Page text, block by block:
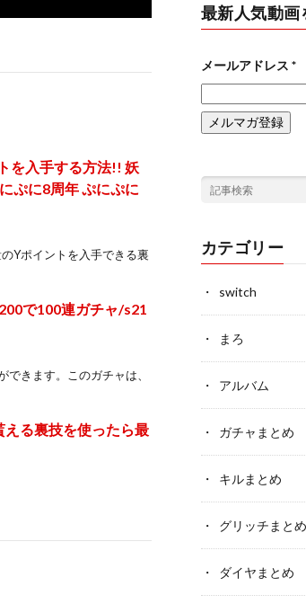
を入手する方法!! 妖
ぷに8周年 ぷにぷに
Yポイントを入手できる裏
で100連ガチャ/s21
きます。このガチャは、
える裏技を使ったら最
最新人気動画
メールアドレス *
カテゴリー
switch
まろ
アルバム
ガチャまとめ
キルまとめ
グリッチまとめ
ダイヤまとめ